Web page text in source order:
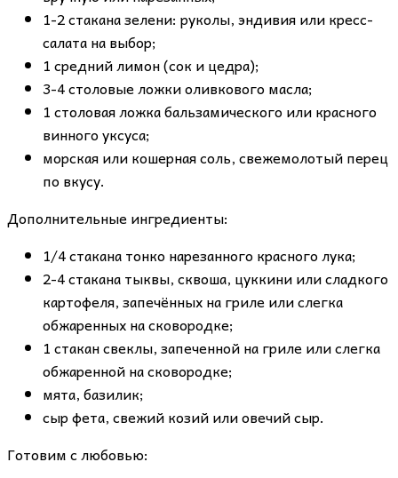
1-2 стакана зелени: руколы, эндивия или кресс-
салата на выбор;
1 средний лимон (сок и цедра);
3-4 столовые ложки оливкового масла;
1 столовая ложка бальзамического или красного
винного уксуса;
морская или кошерная соль, свежемолотый перец
по вкусу.
Дополнительные ингредиенты:
1/4 стакана тонко нарезанного красного лука;
2-4 стакана тыквы, сквоша, цуккини или сладкого
картофеля, запечённых на гриле или слегка
обжаренных на сковородке;
1 стакан свеклы, запеченной на гриле или слегка
обжаренной на сковородке;
мята, базилик;
сыр фета, свежий козий или овечий сыр.
Готовим с любовью: